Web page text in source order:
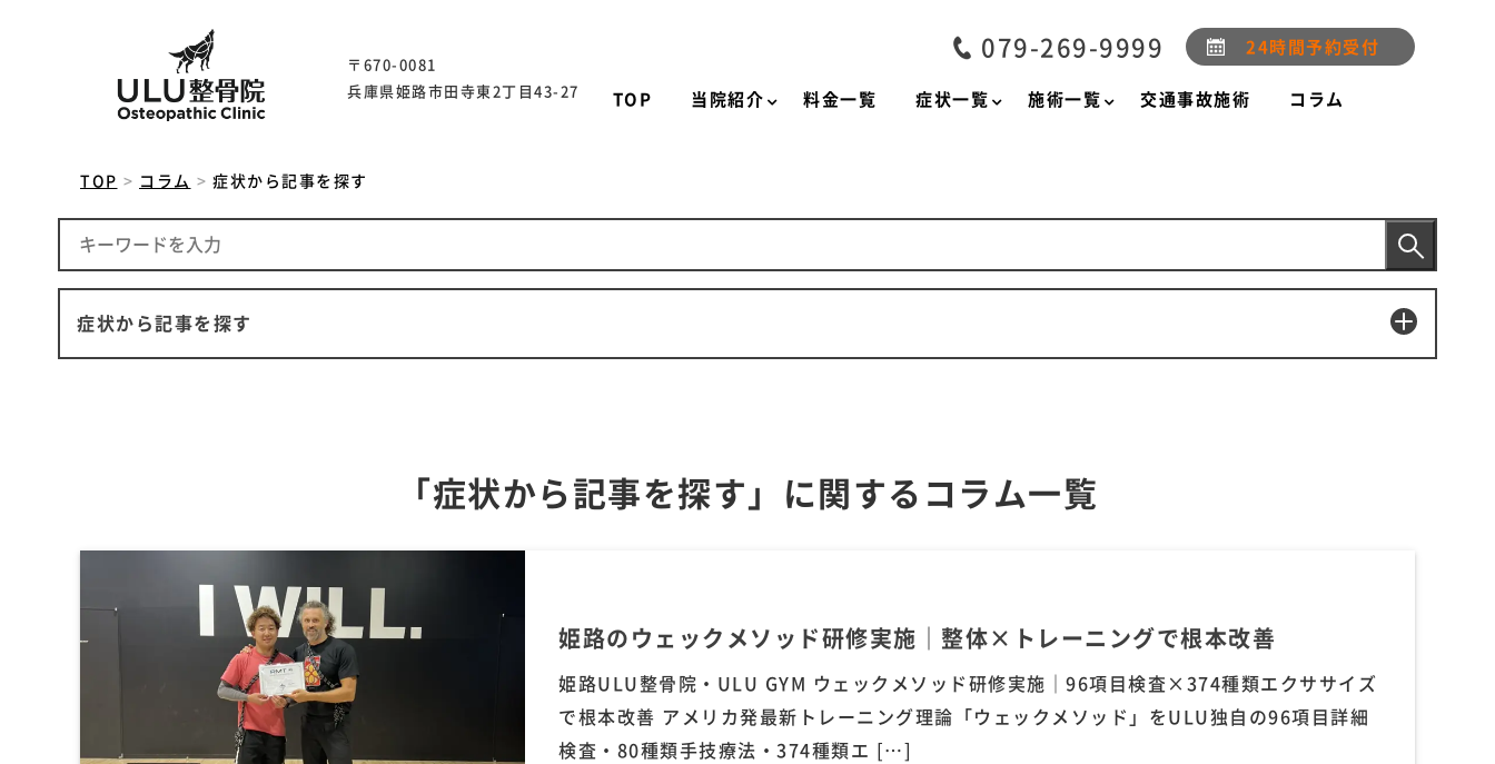
〒670-0081
兵庫県姫路市田寺東2丁目43-27
079-269-9999 24時間予約受付
TOP 当院紹介 料金一覧 症状一覧 施術一覧 交通事故施術 コラム
TOP コラム 症状から記事を探す
症状から記事を探す
「症状から記事を探す」に関するコラム一覧
姫路のウェックメソッド研修実施｜整体×トレーニングで根本改善
姫路ULU整骨院・ULU GYM ウェックメソッド研修実施｜96項目検査×374種類エクササイズ
で根本改善 アメリカ発最新トレーニング理論「ウェックメソッド」をULU独自の96項目詳細
検査・80種類手技療法・374種類エ […]